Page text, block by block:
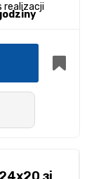
realizacji